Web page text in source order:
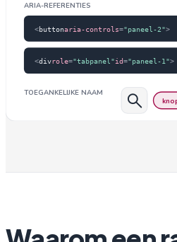
ARIA-REFERENTIES
<buttonaria-controls="paneel-2">
<divrole="tabpanel"id="paneel-1">
TOEGANKELIJKE NAAM